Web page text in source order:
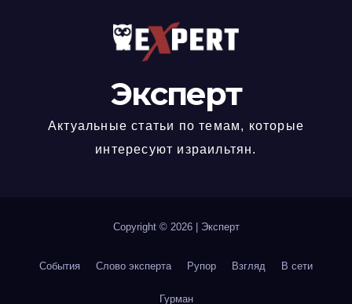
Эксперт
Актуальные статьи по темам, которые
интересуют израильтян.
Copyright © 2026 Эксперт
События Слово эксперта Рупор Взгляд В сети
Гурман